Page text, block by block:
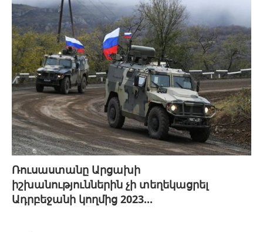
Ռուսաստանը Արցախի
իշխանություններին չի տեղեկացրել
Ադրբեջանի կողմից 2023...